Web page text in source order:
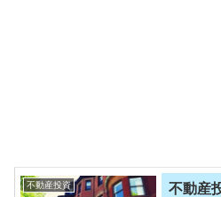
不動産投資
不動産